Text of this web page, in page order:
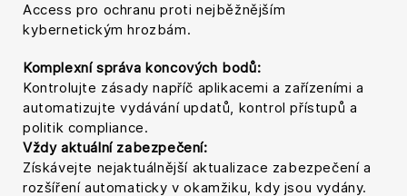
Access pro ochranu proti nejběžnějším
kybernetickým hrozbám.
Komplexní správa koncových bodů:
Kontrolujte zásady napříč aplikacemi a zařízeními a
automatizujte vydávání updatů, kontrol přístupů a
politik compliance.
Vždy aktuální zabezpečení:
Získávejte nejaktuálnější aktualizace zabezpečení a
rozšíření automaticky v okamžiku, kdy jsou vydány.